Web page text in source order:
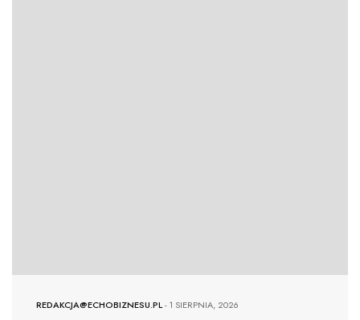
REDAKCJA@ECHOBIZNESU.PL-1 SIERPNIA, 2026